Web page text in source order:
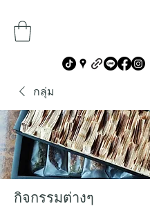
กลุ่ม
กิจกรรมต่างๆ